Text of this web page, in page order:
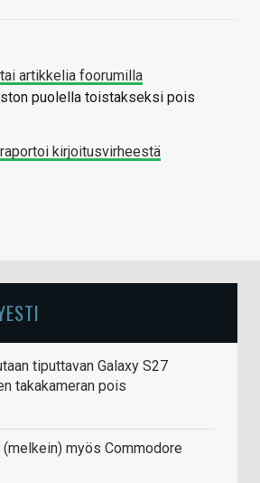
artikkelia foorumilla
puolella toistakseksi pois
kirjoitusvirheestä
tiputtavan Galaxy S27
takakameran pois
myös Commodore